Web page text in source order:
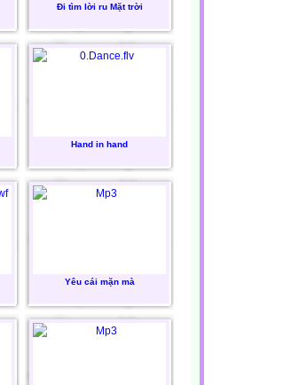
Đi tìm lời ru Mặt trời
Hand in hand
Yêu cái mặn mà